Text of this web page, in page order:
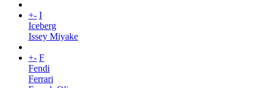
+- I
Iceberg
Issey Miyake
+- F
Fendi
Ferrari